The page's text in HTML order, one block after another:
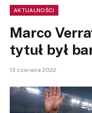
AKTUALNOŚCI
Marco
tytuł był
13 czerwca 2022